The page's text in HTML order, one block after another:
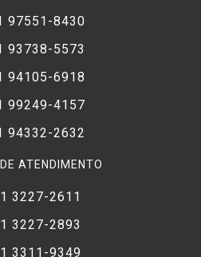
97551-8430
93738-5573
94105-6918
99249-4157
94332-2632
ATENDIMENTO
3227-2611
3227-2893
3311-9349